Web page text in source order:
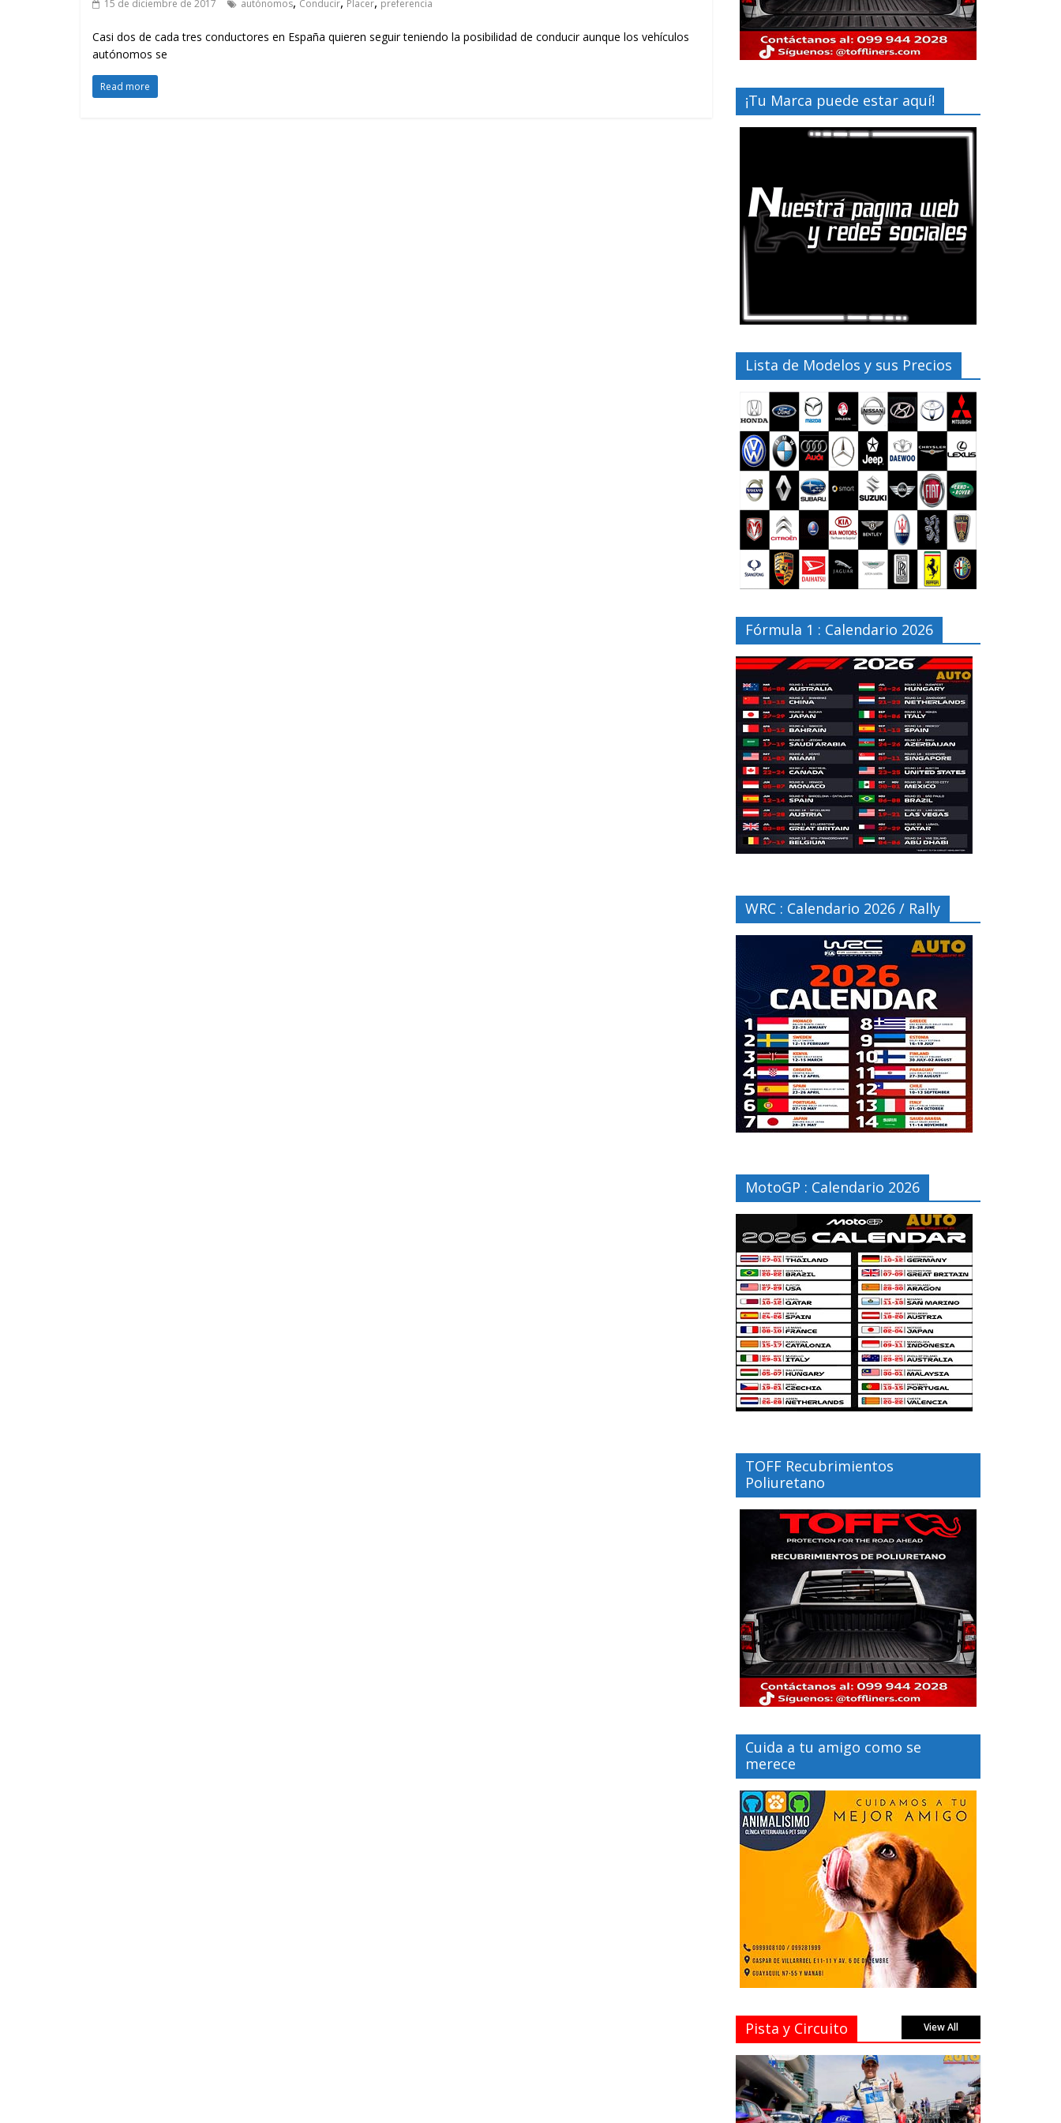
15 de diciembre de 2017 autónomos Conducir Placer preferencia
Casi dos de cada tres conductores en España quieren seguir teniendo la posibilidad de conducir aunque los vehículos
autónomos se
Read more
¡Tu Marca puede estar aquí!
Lista de Modelos y sus Precios
Fórmula 1 : Calendario 2026
WRC : Calendario 2026 / Rally
MotoGP : Calendario 2026
TOFF Recubrimientos
Poliuretano
Cuida a tu amigo como se
merece
Pista y Circuito View All